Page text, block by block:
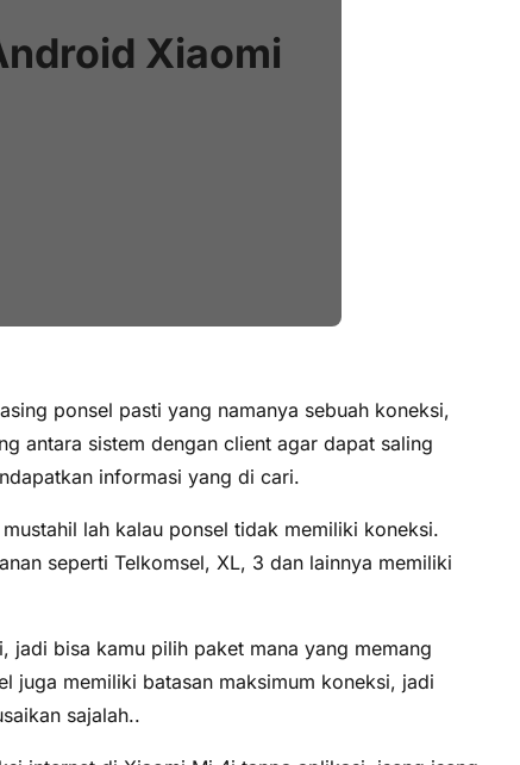
Xiaomi
ponsel pasti yang namanya sebuah koneksi,
antara sistem dengan client agar dapat saling
informasi yang di cari.
lah kalau ponsel tidak memiliki koneksi.
seperti Telkomsel, XL, 3 dan lainnya memiliki
jadi bisa kamu pilih paket mana yang memang
juga memiliki batasan maksimum koneksi, jadi
sajalah..